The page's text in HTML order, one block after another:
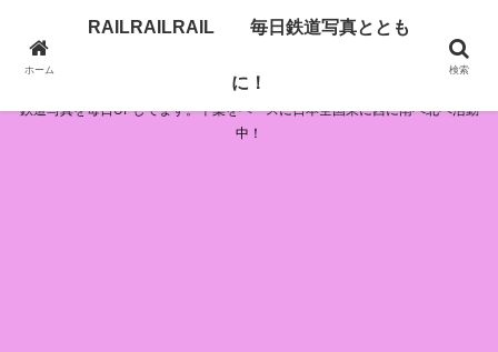
RAILRAILRAIL 毎日鉄道写真とともに！
鉄道写真を毎日UPしてます。千葉をベースに日本全国東に西に南へ北へ活動
中！
ホーム
RAILRAILRAIL 毎日鉄道写真ととも
に！
検索